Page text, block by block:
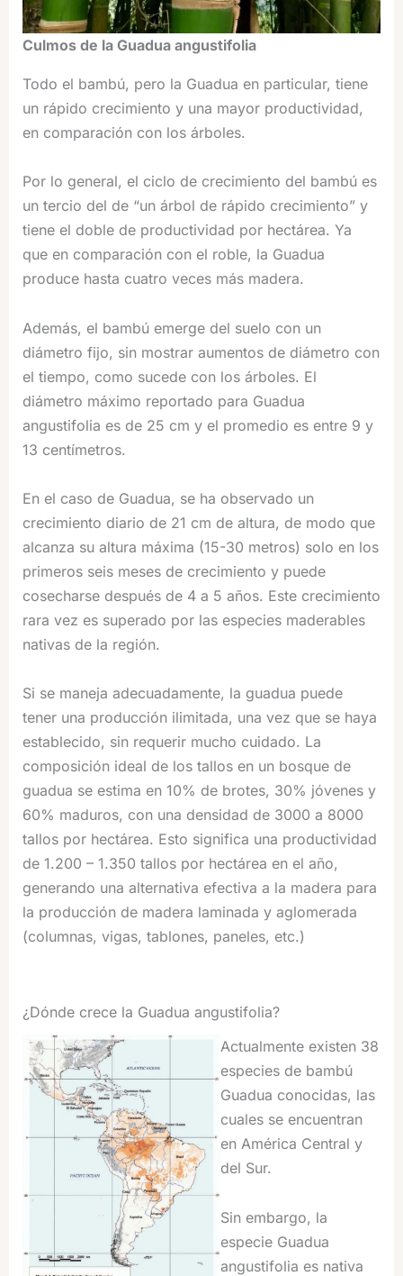
Culmos de la Guadua angustifolia
Todo el bambú, pero la Guadua en particular, tiene
un rápido crecimiento y una mayor productividad,
en comparación con los árboles.
Por lo general, el ciclo de crecimiento del bambú es
un tercio del de “un árbol de rápido crecimiento” y
tiene el doble de productividad por hectárea. Ya
que en comparación con el roble, la Guadua
produce hasta cuatro veces más madera.
Además, el bambú emerge del suelo con un
diámetro fijo, sin mostrar aumentos de diámetro con
el tiempo, como sucede con los árboles. El
diámetro máximo reportado para Guadua
angustifolia es de 25 cm y el promedio es entre 9 y
13 centímetros.
En el caso de Guadua, se ha observado un
crecimiento diario de 21 cm de altura, de modo que
alcanza su altura máxima (15-30 metros) solo en los
primeros seis meses de crecimiento y puede
cosecharse después de 4 a 5 años. Este crecimiento
rara vez es superado por las especies maderables
nativas de la región.
Si se maneja adecuadamente, la guadua puede
tener una producción ilimitada, una vez que se haya
establecido, sin requerir mucho cuidado. La
composición ideal de los tallos en un bosque de
guadua se estima en 10% de brotes, 30% jóvenes y
60% maduros, con una densidad de 3000 a 8000
tallos por hectárea. Esto significa una productividad
de 1.200 – 1.350 tallos por hectárea en el año,
generando una alternativa efectiva a la madera para
la producción de madera laminada y aglomerada
(columnas, vigas, tablones, paneles, etc.)
¿Dónde crece la Guadua angustifolia?
Actualmente existen 38
especies de bambú
Guadua conocidas, las
cuales se encuentran
en América Central y
del Sur.
Sin embargo, la
especie Guadua
angustifolia es nativa